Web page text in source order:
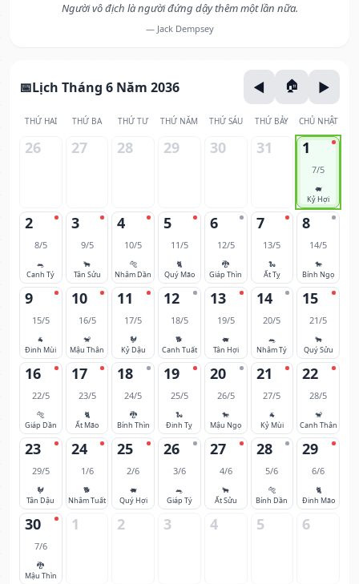
Người vô địch là người đứng dậy thêm một lần nữa.
— Jack Dempsey
Lịch Tháng 6 Năm 2036
THỨ HAI THỨ BA THỨ TƯ THỨ NĂM THỨ SÁU THỨ BẢY CHỦ NHẬT
26 27 28 29 30 31 1
7/5
🐖
Kỷ Hợi
2
8/5
🐀
Canh Tý
3
9/5
🐂
Tân Sửu
4
10/5
🐅
Nhâm Dần
5
11/5
🐈
Quý Mão
6
12/5
🐉
Giáp Thìn
7
13/5
🐍
Ất Tỵ
8
14/5
🐎
Bính Ngọ
9
15/5
🐐
Đinh Mùi
10
16/5
🐒
Mậu Thân
11
17/5
🐓
Kỷ Dậu
12
18/5
🐕
Canh Tuất
13
19/5
🐖
Tân Hợi
14
20/5
🐀
Nhâm Tý
15
21/5
🐂
Quý Sửu
16
22/5
🐅
Giáp Dần
17
23/5
🐈
Ất Mão
18
24/5
🐉
Bính Thìn
19
25/5
🐍
Đinh Tỵ
20
26/5
🐎
Mậu Ngọ
21
27/5
🐐
Kỷ Mùi
22
28/5
🐒
Canh Thân
23
29/5
🐓
Tân Dậu
24
1/6
🐕
Nhâm Tuất
25
2/6
🐖
Quý Hợi
26
3/6
🐀
Giáp Tý
27
4/6
🐂
Ất Sửu
28
5/6
🐅
Bính Dần
29
6/6
🐈
Đinh Mão
30
7/6
🐉
Mậu Thìn
1 2 3 4 5 6